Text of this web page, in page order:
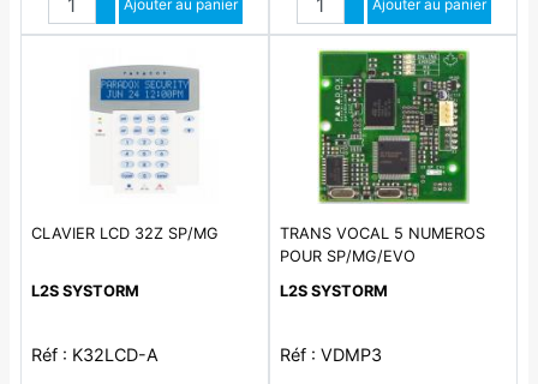
Augmenter quantité
Diminuer quantité
Ajouter au panier
Augmenter quantité
Diminuer quantité
Ajouter au panier
CLAVIER LCD 32Z SP/MG
L2S SYSTORM
Réf : K32LCD-A
TRANS VOCAL 5 NUMEROS
POUR SP/MG/EVO
L2S SYSTORM
Réf : VDMP3